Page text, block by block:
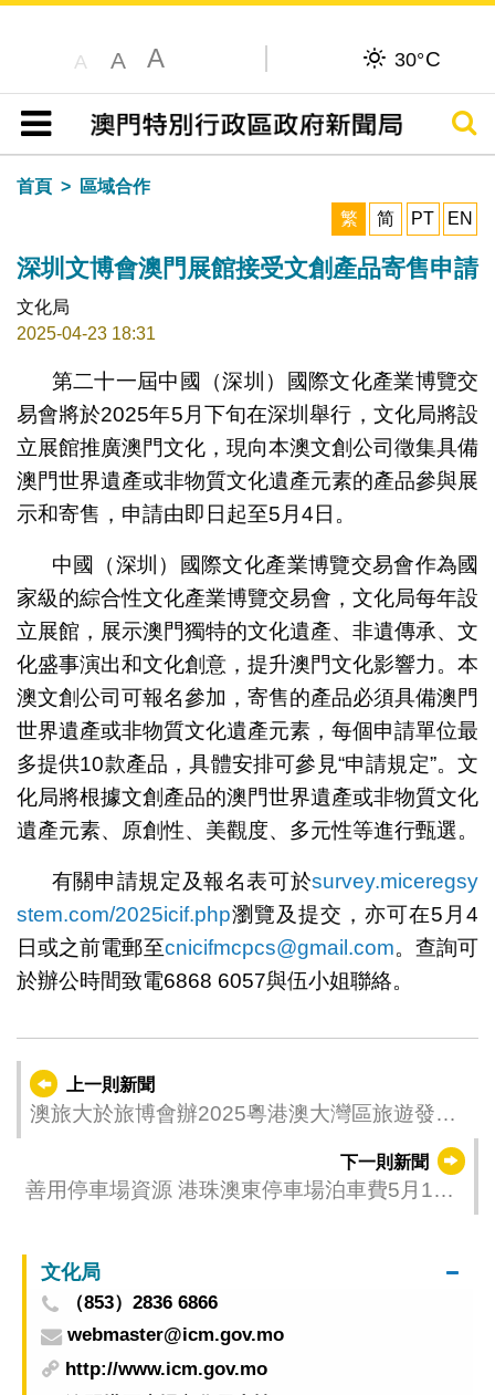
A A A 30°C
目錄
搜尋
首頁
區域合作
繁
简 PT EN
深圳文博會澳門展館接受文創產品寄售申請
文化局
2025-04-23 18:31
第二十一屆中國（深圳）國際文化產業博覽交
易會將於2025年5月下旬在深圳舉行，文化局將設
立展館推廣澳門文化，現向本澳文創公司徵集具備
澳門世界遺產或非物質文化遺產元素的產品參與展
示和寄售，申請由即日起至5月4日。
中國（深圳）國際文化產業博覽交易會作為國
家級的綜合性文化產業博覽交易會，文化局每年設
立展館，展示澳門獨特的文化遺產、非遺傳承、文
化盛事演出和文化創意，提升澳門文化影響力。本
澳文創公司可報名參加，寄售的產品必須具備澳門
世界遺產或非物質文化遺產元素，每個申請單位最
多提供10款產品，具體安排可參見“申請規定”。文
化局將根據文創產品的澳門世界遺產或非物質文化
遺產元素、原創性、美觀度、多元性等進行甄選。
有關申請規定及報名表可於survey.miceregsy
stem.com/2025icif.php瀏覽及提交，亦可在5月4
日或之前電郵至cnicifmcpcs@gmail.com。查詢可
於辦公時間致電6868 6057與伍小姐聯絡。
上一則新聞
澳旅大於旅博會辦2025粵港澳大灣區旅遊發展
下一則新聞
善用停車場資源 港珠澳東停車場泊車費5月1日
文化局
（853）2836 6866
webmaster@icm.gov.mo
http://www.icm.gov.mo